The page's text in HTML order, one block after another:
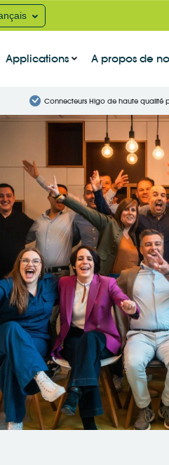
Applications A propos de
Connecteurs Higo de haute qualité